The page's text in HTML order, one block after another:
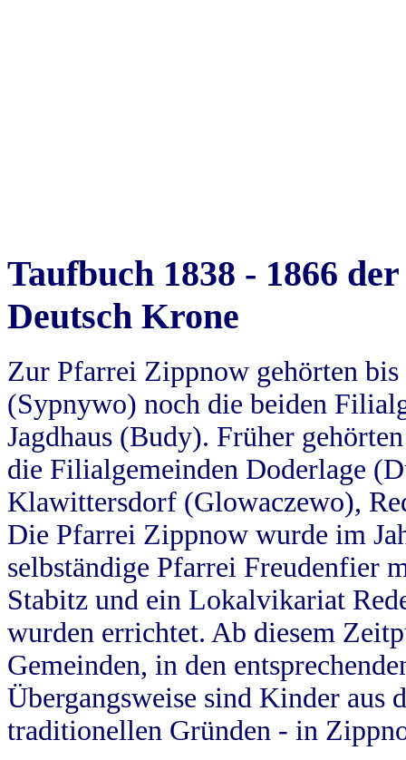
Taufbuch 1838 - 1866
Deutsch Krone
Zur Pfarrei Zippnow gehörten
(Sypnywo) noch die beiden
Jagdhaus (Budy). Früher
die Filialgemeinden Doderlage
Klawittersdorf (Glowaczewo),
Die Pfarrei Zippnow wurde im
selbständige Pfarrei Freudenfier
Stabitz und ein Lokalvikariat
wurden errichtet. Ab diesem
Gemeinden, in den
Übergangsweise sind Kinder aus
traditionellen Gründen - in